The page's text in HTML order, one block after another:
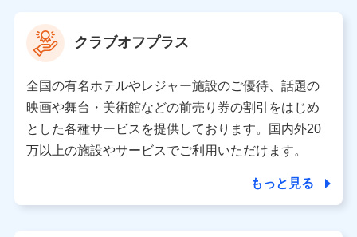
当社は利用目的の達成に必要な範囲内において個人情報
の取り扱いの全部または一部を委託する場合がありま
す。
個人データの共同利用
当社は株式会社NTTドコモとの間で、以下のとおり個
人データを共同利用します。
クラブオフプラス
全国の有名ホテルやレジャー施設のご優待、話題の
映画や舞台・美術館などの前売り券の割引をはじめ
とした各種サービスを提供しております。国内外20
万以上の施設やサービスでご利用いただけます。
もっと見る